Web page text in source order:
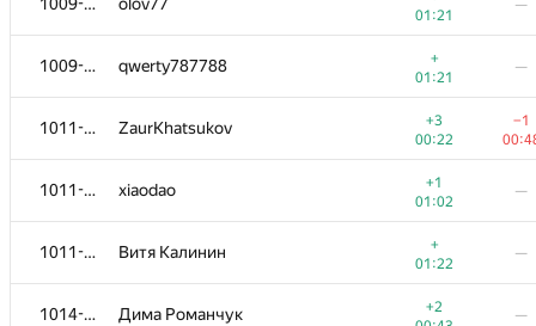
01:21
—
1009-1010 qwerty787788
+
01:21
—
1011-1013 ZaurKhatsukov
+3
00:22
−1
1011-1013 xiaodao
+1
01:02
—
1011-1013 Витя Калинин
+
01:22
—
1014-1015 Дима Романчук
+2
—